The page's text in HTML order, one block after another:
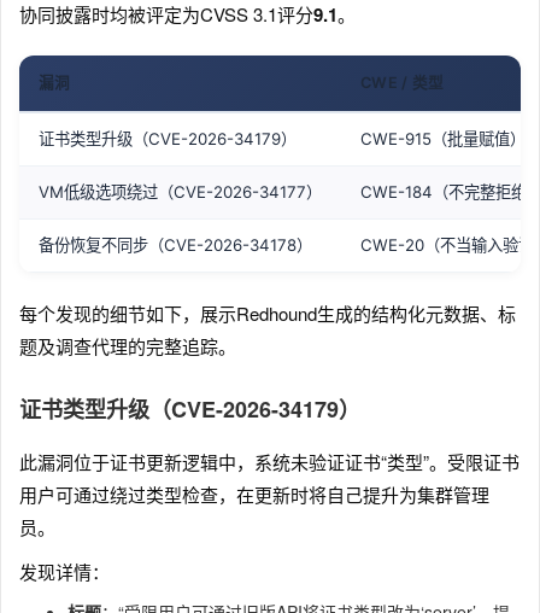
协同披露时均被评定为CVSS 3.1评分9.1。
漏洞 CWE / 类型
证书类型升级（CVE-2026-34179） CWE-915（批量赋值）
VM低级选项绕过（CVE-2026-34177） CWE-184（不完整拒绝
备份恢复不同步（CVE-2026-34178） CWE-20（不当输入验证
每个发现的细节如下，展示Redhound生成的结构化元数据、标
题及调查代理的完整追踪。
证书类型升级（CVE-2026-34179）
此漏洞位于证书更新逻辑中，系统未验证证书“类型”。受限证书
用户可通过绕过类型检查，在更新时将自己提升为集群管理
员。
发现详情：